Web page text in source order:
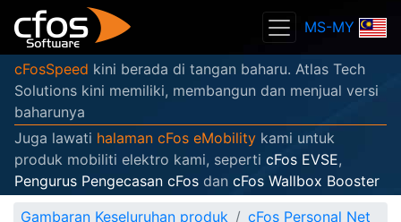
MS-MY
cFosSpeed kini berada di tangan baharu. Atlas Tech
Solutions kini memiliki, membangun dan menjual versi
baharunya
Juga lawati halaman cFos eMobility kami untuk
produk mobiliti elektro kami, seperti cFos EVSE,
Pengurus Pengecasan cFos dan cFos Wallbox Booster
Gambaran Keseluruhan produk
cFos Personal Net